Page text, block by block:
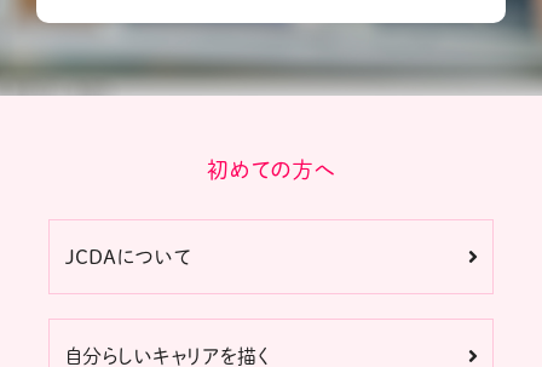
初めての方へ
JCDAについて
自分らしいキャリアを描く